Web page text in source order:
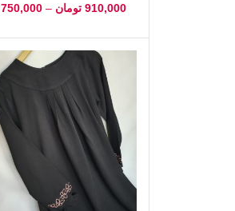
910,000 تومان –
750,000